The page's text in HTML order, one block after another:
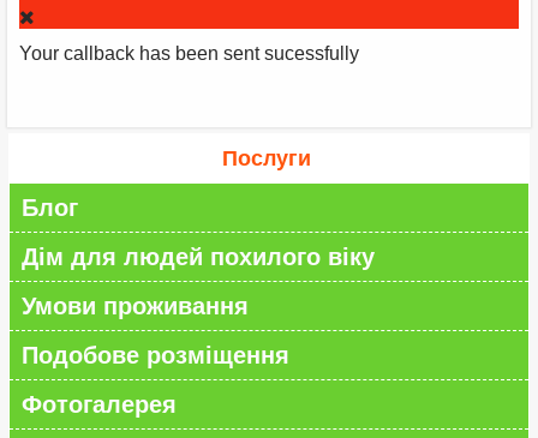
Your callback has been sent sucessfully
Послуги
Блог
Дім для людей похилого віку
Умови проживання
Подобове розміщення
Фотогалерея